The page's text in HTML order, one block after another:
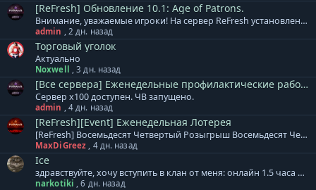
[ReFresh] Обновление 10.1: Age of Patrons.
Внимание, уважаемые игроки! На сервер ReFresh установлено дополнение к обновлению. В него вошло: + Специалистам расы Акретия теперь доступны новые гранатометы. Леон, Реликт, Кримсон. + Изменен тип атаки МАУ. Скиталец - одиночная атака, Зодчий - массовая атака. + Скорректированы награды и количество монстров в Cash версиях кампаний. Месть Аборигенов, Война за Элан, Эльфийский Переполох. + Массовое ослабление монстров в Землях Эльфов по группам. + Увеличен урон турелей 65 уровня. + Локационные квесты Этера перенесены к одному npc в центр локации. + Все оружие Леона выведено в отдельные модели, добавлены свечения для уникального внешнего вида. База знаний сервера ReFresh - ссылка. Готовый клиент игры для сервера ReFresh: Клиент на | Клиент на | Клиент на | Клиент на нашем сервере
admin , 2 дн. назад
Торговый уголок
Актуально
Noxwell ,3 дн. назад
[Все сервера] Еженедельные профилактические работы.
Сервер x100 доступен. ЧВ запущено.
admin , 4 дн. назад
[ReFresh][Event] Еженедельная Лотерея
[ReFresh] Восемьдесят Четвертый Розыгрыш Восемьдесят Четвертый розыгрыш произойдет 10.08.2026, среди всех участников будет разыграно: 3000 Очков Кампаний или [Кристалл Восстановления] 2000 Ивентовых Очков или [Кристалл Восстановления] 2000 Ивентовых Очков или [Кристалл Восстановления] ДДД бижутерия на выбор или [Кристалл Восстановления] ДДД бижутерия на выбор или [Кристалл Восстановления] ДДД бижутерия на выбор или [Кристалл Восстановления] [Тип-С] Хрупкий Мод.Невежества [4-6] или [Кристалл Восстановления] [Тип-С] Хрупкий Мод.Невежества [4-6] или [Кристалл Восстановления] [Тип-С] Хрупкий Мод.Невежества [4-6] или [Кристалл Восстановления] Cash Валюта 1250 GP Cash Валюта 1000 GP Cash Валюта 750 GP Дополнение к лотерее: + Ограничений по количеству билетов для аккаунта и/или персонажа - НЕТ. Все билеты участвуют в розыгрыше. + Перенос на другой аккаунт не осуществляется! + Выигранный приз НЕОБХОДИМО забрать в течение 7 дней. И помните, чем больше билетов, тем БОЛЬШЕ ШАНСОВ НА ПОБЕДУ!
MaxDiGreez , 4 дн. назад
Ice
здравствуйте, хочу вступить в клан от меня: онлайн 1.5 часа на пб от вас: лампа атаки
narkotiki ,6 дн. назад